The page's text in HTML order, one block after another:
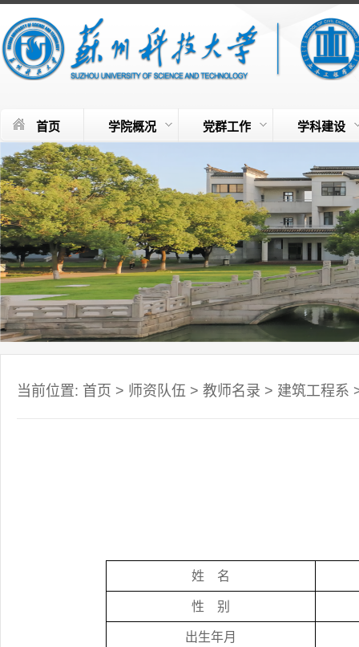
首页 学院概况 党群工作 学科建设
当前位置: 首页 > 师资队伍 > 教师名录 > 建筑工程系
姓 名
性 别
出生年月